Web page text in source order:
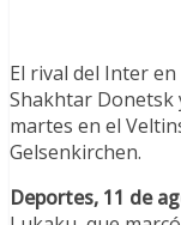
El rival del Inter
Shakhtar Donetsk
martes en el
Gelsenkirchen.
Deportes, 11 de